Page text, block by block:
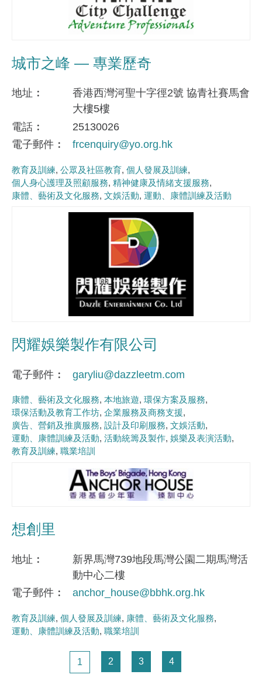
城市之峰 — 專業歷奇
地址
香港西灣河聖十字徑2號 協青社賽馬會
大樓5樓
電話
25130026
電子郵件
frcenquiry@yo.org.hk
教育及訓練 公眾及社區教育 個人發展及訓練
個人身心護理及照顧服務 精神健康及情緒支援服務
康體、藝術及文化服務 文娛活動 運動、康體訓練及活動
閃耀娛樂製作有限公司
電子郵件 garyliu@dazzleetm.com
康體、藝術及文化服務 本地旅遊 環保方案及服務
環保活動及教育工作坊 企業服務及商務支援
廣告、營銷及推廣服務 設計及印刷服務 文娛活動
運動、康體訓練及活動 活動統籌及製作 娛樂及表演活動
教育及訓練 職業培訓
想創里
地址
新界馬灣739地段馬灣公園二期馬灣活
動中心二樓
電子郵件
anchor_house@bbhk.org.hk
教育及訓練 個人發展及訓練
康體、藝術及文化服務
運動、康體訓練及活動 職業培訓
Pagination
頁面
1 頁面
2 頁面
3 頁面
4